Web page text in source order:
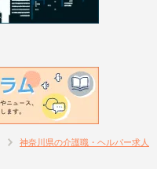
神奈川県の介護職・ヘルパー求人